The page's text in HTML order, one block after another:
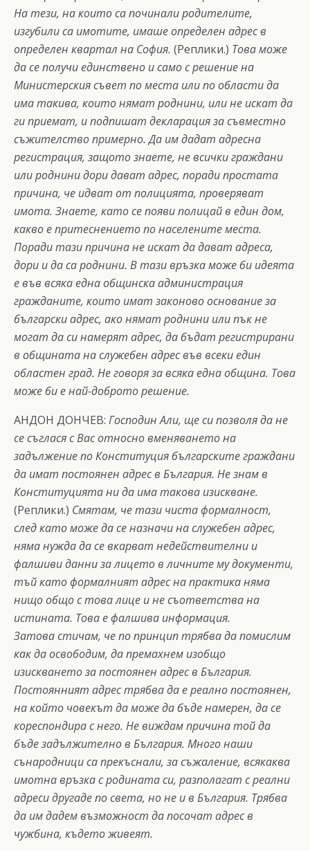
На тези, на които са починали родителите,
изгубили са имотите, имаше определен адрес в
определен квартал на София. (Реплики.) Това може
да се получи единствено и само с решение на
Министерския съвет по места или по области да
има такива, които нямат роднини, или не искат да
ги приемат, и подпишат декларация за съвместно
съжителство примерно. Да им дадат адресна
регистрация, защото знаете, не всички граждани
или роднини дори дават адрес, поради простата
причина, че идват от полицията, проверяват
имота. Знаете, като се появи полицай в един дом,
какво е притеснението по населените места.
Поради тази причина не искат да дават адреса,
дори и да са роднини. В тази връзка може би идеята
е във всяка една общинска администрация
гражданите, които имат законово основание за
български адрес, ако нямат роднини или пък не
могат да си намерят адрес, да бъдат регистрирани
в общината на служебен адрес във всеки един
областен град. Не говоря за всяка една община. Това
може би е най-доброто решение.
АНДОН ДОНЧЕВ: Господин Али, ще си позволя да не
се съглася с Вас относно вменяването на
задължение по Конституция българските граждани
да имат постоянен адрес в България. Не знам в
Конституцията ни да има такова изискване.
(Реплики.) Смятам, че тази чиста формалност,
след като може да се назначи на служебен адрес,
няма нужда да се вкарват недействителни и
фалшиви данни за лицето в личните му документи,
тъй като формалният адрес на практика няма
нищо общо с това лице и не съответства на
истината. Това е фалшива информация.
Затова стичам, че по принцип трябва да помислим
как да освободим, да премахнем изобщо
изискването за постоянен адрес в България.
Постоянният адрес трябва да е реално постоянен,
на който човекът да може да бъде намерен, да се
кореспондира с него. Не виждам причина той да
бъде задължително в България. Много наши
сънародници са прекъснали, за съжаление, всякаква
имотна връзка с родината си, разполагат с реални
адреси другаде по света, но не и в България. Трябва
да им дадем възможност да посочат адрес в
чужбина, където живеят.